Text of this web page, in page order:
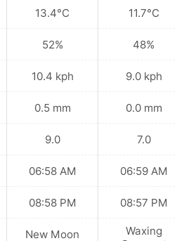
13.4°C
52%
10.4 kph
0.5 mm
9.0
06:58 AM
08:58 PM
New Moon
11.7°C
48%
9.0 kph
0.0 mm
7.0
06:59 AM
08:57 PM
Waxing